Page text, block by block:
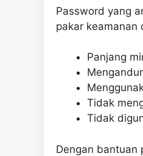
Password yang
pakar keamanan
Panjang
Tidak
Tidak
Dengan bantuan